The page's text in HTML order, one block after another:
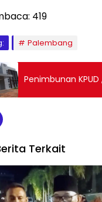
419
Palembang
Penimbunan
Terkait